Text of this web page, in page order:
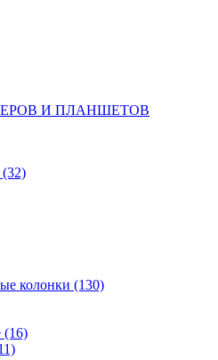
И ПЛАНШЕТОВ
(32)
колонки (130)
(16)